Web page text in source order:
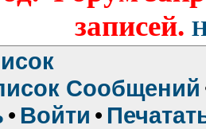
записей.
Сообщений
• Войти •